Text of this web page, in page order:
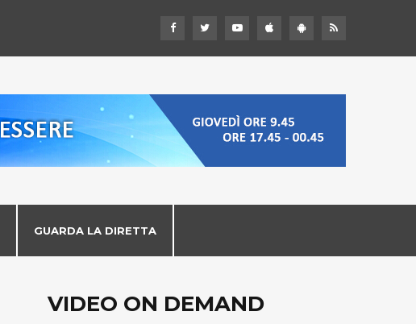
GUARDA LA DIRETTA
VIDEO ON DEMAND